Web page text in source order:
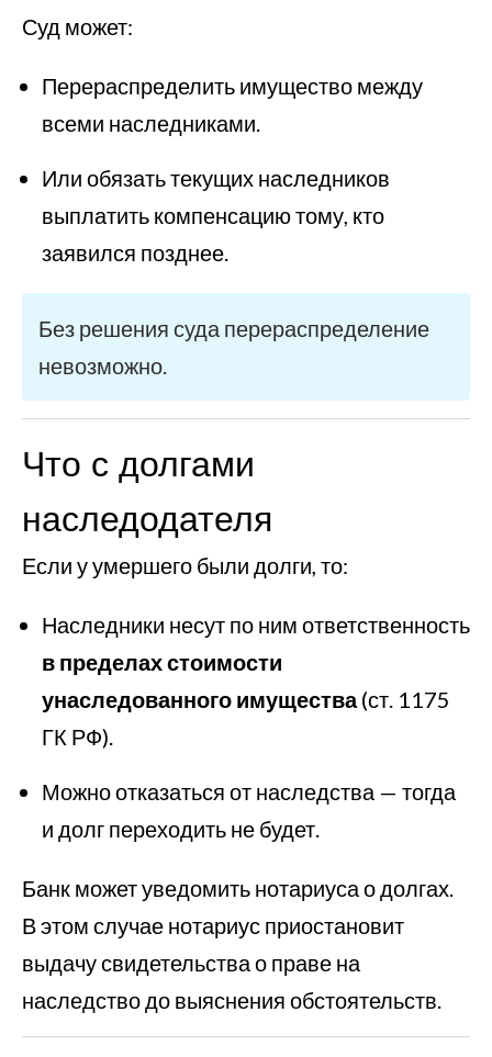
Суд может:
Перераспределить имущество между
всеми наследниками.
Или обязать текущих наследников
выплатить компенсацию тому, кто
заявился позднее.
Без решения суда перераспределение
невозможно.
Что с долгами
наследодателя
Если у умершего были долги, то:
Наследники несут по ним ответственность
в пределах стоимости
унаследованного имущества(ст. 1175
ГК РФ).
Можно отказаться от наследства — тогда
и долг переходить не будет.
Банк может уведомить нотариуса о долгах.
В этом случае нотариус приостановит
выдачу свидетельства о праве на
наследство до выяснения обстоятельств.